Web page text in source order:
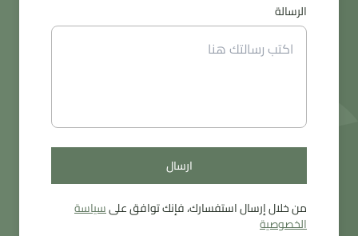
الرسالة
ارسال
ارسال
من خلال إرسال استفسارك، فإنك توافق علىسياسة
الخصوصية